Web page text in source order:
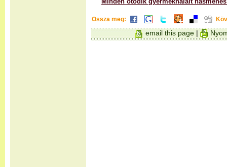
Ossza meg:
email this page |